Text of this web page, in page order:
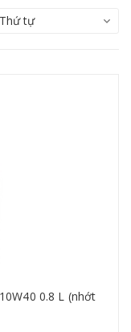
Thứ tự
0.8 L (nhớt